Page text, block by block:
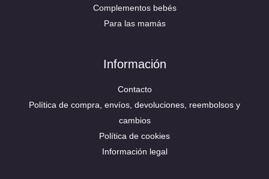
Complementos bebés
Para las mamás
Información
Contacto
Política de compra, envíos, devoluciones, reembolsos y
cambios
Política de cookies
Información legal